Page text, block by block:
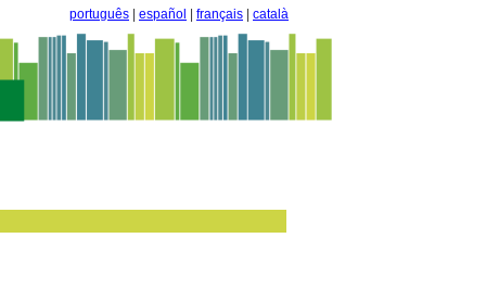
português español français català